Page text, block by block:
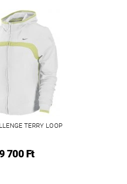
TERRY LOOP
700 Ft